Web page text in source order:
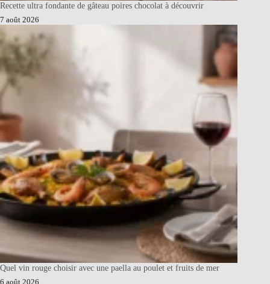
Recette ultra fondante de gâteau poires chocolat à découvrir
7 août 2026
Quel vin rouge choisir avec une paella au poulet et fruits de mer
6 août 2026